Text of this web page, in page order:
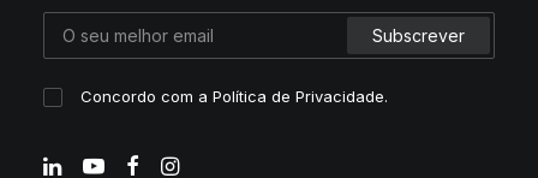
Concordo com aPolítica de Privacidade.